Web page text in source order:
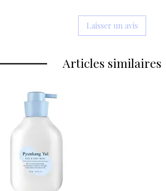
Laisser un avis
Articles similaires